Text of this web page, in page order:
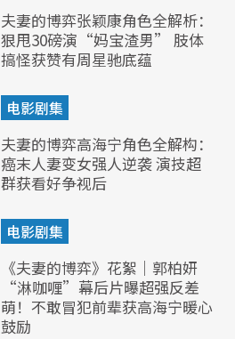
夫妻的博弈张颖康角色全解析：
狠甩30磅演“妈宝渣男” 肢体
搞怪获赞有周星驰底蕴
电影剧集
夫妻的博弈高海宁角色全解构：
癌末人妻变女强人逆袭 演技超
群获看好争视后
电影剧集
《夫妻的博弈》花絮｜郭柏妍
“淋咖喱”幕后片曝超强反差
萌！不敢冒犯前辈获高海宁暖心
鼓励